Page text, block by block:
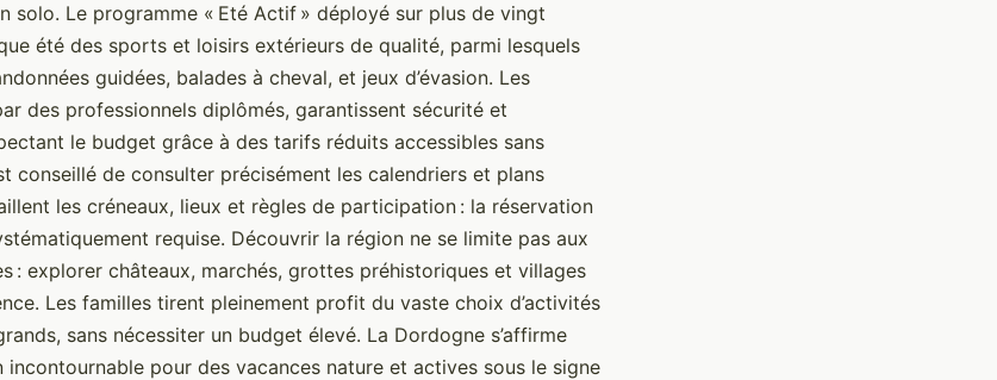
solo. Le programme « Eté Actif » déployé sur plus de vingt
été des sports et loisirs extérieurs de qualité, parmi lesquels
guidées, balades à cheval, et jeux d’évasion. Les
des professionnels diplômés, garantissent sécurité et
le budget grâce à des tarifs réduits accessibles sans
conseillé de consulter précisément les calendriers et plans
les créneaux, lieux et règles de participation : la réservation
requise. Découvrir la région ne se limite pas aux
: explorer châteaux, marchés, grottes préhistoriques et villages
Les familles tirent pleinement profit du vaste choix d’activités
sans nécessiter un budget élevé. La Dordogne s’affirme
pour des vacances nature et actives sous le signe